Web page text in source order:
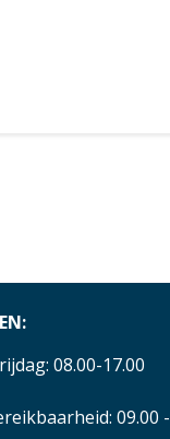
08.00-17.00
09.00 -